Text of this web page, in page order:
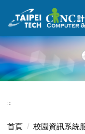
到
要
內
容
區
:::
首頁 校園資訊系統